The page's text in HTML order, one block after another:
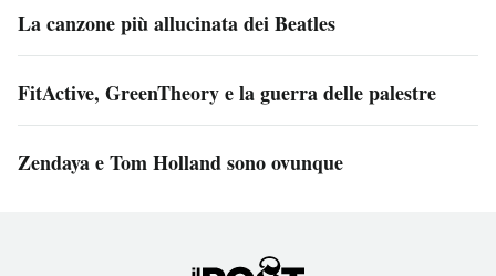
La canzone più allucinata dei Beatles
FitActive, GreenTheory e la guerra delle palestre
Zendaya e Tom Holland sono ovunque